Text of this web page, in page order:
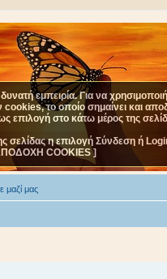
μαζί μας
εμπειρία. Για να
το οποίο σημαίνει και
επιλογή στο κάτω μέρος της
σελίδας η επιλογή Σύνδεση ή
COOKIES ]